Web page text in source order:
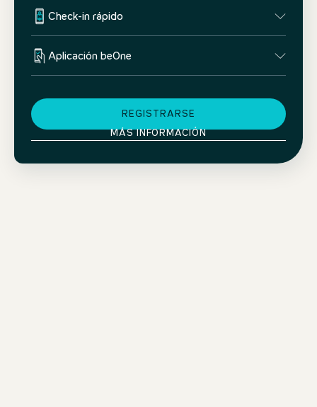
Check-in rápido
Aplicación beOne
REGISTRARSE
MÁS INFORMACIÓN